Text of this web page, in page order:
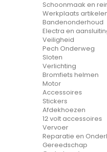
Schoonmaak en
Werkplaats
Bandenonderhoud
Electra en
Veiligheid
Pech Onderweg
Sloten
Verlichting
Bromfiets helmen
Motor
Accessoires
Stickers
Afdekhoezen
12 volt accessoires
Vervoer
Reparatie en
Gereedschap